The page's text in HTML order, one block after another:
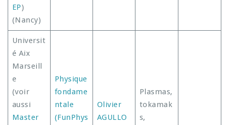
EP)
(Nancy)
Universit
é Aix
Marseill
e
(voir
aussi
Master
Physique
fondame
ntale
(FunPhys
Olivier
AGULLO
Plasmas,
tokamak
s,